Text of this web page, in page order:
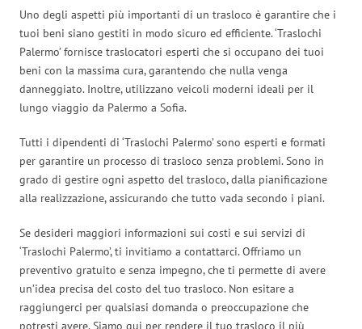
Uno degli aspetti più importanti di un trasloco è garantire che i
tuoi beni siano gestiti in modo sicuro ed efficiente. ‘Traslochi
Palermo’ fornisce traslocatori esperti che si occupano dei tuoi
beni con la massima cura, garantendo che nulla venga
danneggiato. Inoltre, utilizzano veicoli moderni ideali per il
lungo viaggio da Palermo a Sofia.
Tutti i dipendenti di ‘Traslochi Palermo’ sono esperti e formati
per garantire un processo di trasloco senza problemi. Sono in
grado di gestire ogni aspetto del trasloco, dalla pianificazione
alla realizzazione, assicurando che tutto vada secondo i piani.
Se desideri maggiori informazioni sui costi e sui servizi di
‘Traslochi Palermo’, ti invitiamo a contattarci. Offriamo un
preventivo gratuito e senza impegno, che ti permette di avere
un’idea precisa del costo del tuo trasloco. Non esitare a
raggiungerci per qualsiasi domanda o preoccupazione che
potresti avere. Siamo qui per rendere il tuo trasloco il più